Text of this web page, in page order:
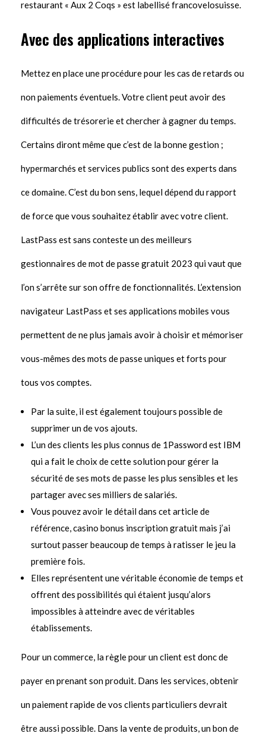
restaurant « Aux 2 Coqs » est labellisé francovelosuisse.
Avec des applications interactives
Mettez en place une procédure pour les cas de retards ou
non paiements éventuels. Votre client peut avoir des
difficultés de trésorerie et chercher à gagner du temps.
Certains diront même que c’est de la bonne gestion ;
hypermarchés et services publics sont des experts dans
ce domaine. C’est du bon sens, lequel dépend du rapport
de force que vous souhaitez établir avec votre client.
LastPass est sans conteste un des meilleurs
gestionnaires de mot de passe gratuit 2023 qui vaut que
l’on s’arrête sur son offre de fonctionnalités. L’extension
navigateur LastPass et ses applications mobiles vous
permettent de ne plus jamais avoir à choisir et mémoriser
vous-mêmes des mots de passe uniques et forts pour
tous vos comptes.
Par la suite, il est également toujours possible de
supprimer un de vos ajouts.
L’un des clients les plus connus de 1Password est IBM
qui a fait le choix de cette solution pour gérer la
sécurité de ses mots de passe les plus sensibles et les
partager avec ses milliers de salariés.
Vous pouvez avoir le détail dans cet article de
référence, casino bonus inscription gratuit mais j’ai
surtout passer beaucoup de temps à ratisser le jeu la
première fois.
Elles représentent une véritable économie de temps et
offrent des possibilités qui étaient jusqu’alors
impossibles à atteindre avec de véritables
établissements.
Pour un commerce, la règle pour un client est donc de
payer en pre­nant son produit. Dans les services, obtenir
un paiement rapide de vos clients particuliers devrait
être aussi possible. Dans la vente de produits, un bon de